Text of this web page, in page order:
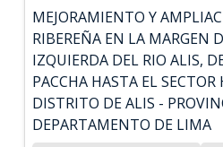
MEJORAMIENTO Y
RIBEREÑA EN LA MARGEN
IZQUIERDA DEL RIO ALIS,
PACCHA HASTA EL
DISTRITO DE ALIS -
DEPARTAMENTO DE LIMA